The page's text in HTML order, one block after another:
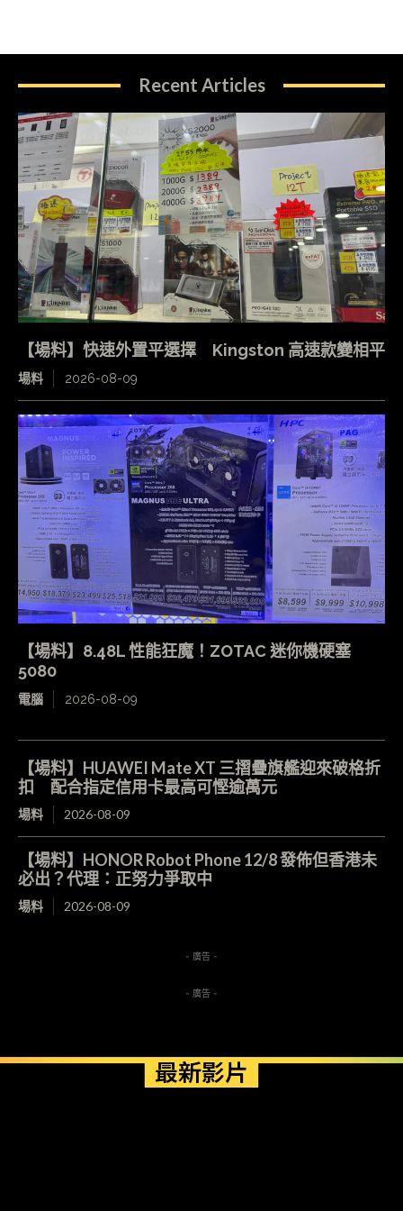
Recent Articles
【場料】快速外置平選擇 Kingston 高速款變相平
場料 2026-08-09
【場料】8.48L 性能狂魔！ZOTAC 迷你機硬塞
5080
電腦 2026-08-09
【場料】HUAWEI Mate XT 三摺疊旗艦迎來破格折
扣 配合指定信用卡最高可慳逾萬元
場料 2026-08-09
【場料】HONOR Robot Phone 12/8 發佈但香港未
必出？代理：正努力爭取中
場料 2026-08-09
- 廣告 -
- 廣告 -
最新影片